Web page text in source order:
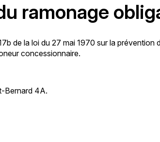
ramonage
de la loi du 27 mai 1970 sur la
concessionnaire.
Bernard 4A.